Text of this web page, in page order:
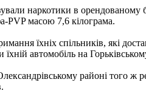
наркотики в орендованому
PVP масою 7,6 кілограма.
їхніх спільників, які
автомобіль на
районі того ж